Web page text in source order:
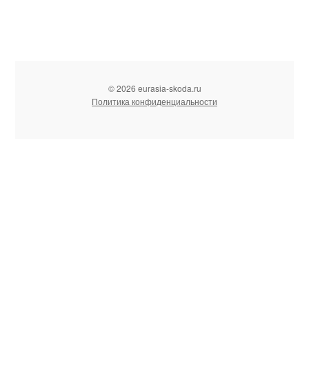
© 2026 eurasia-skoda.ru
Политика конфиденциальности